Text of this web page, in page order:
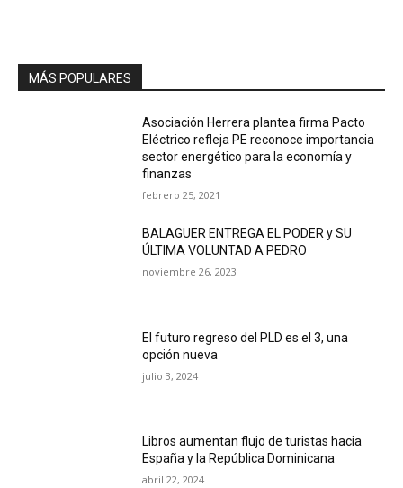
MÁS POPULARES
Asociación Herrera plantea firma Pacto
Eléctrico refleja PE reconoce importancia
sector energético para la economía y
finanzas
febrero 25, 2021
BALAGUER ENTREGA EL PODER y SU
ÚLTIMA VOLUNTAD A PEDRO
noviembre 26, 2023
El futuro regreso del PLD es el 3, una
opción nueva
julio 3, 2024
Libros aumentan flujo de turistas hacia
España y la República Dominicana
abril 22, 2024